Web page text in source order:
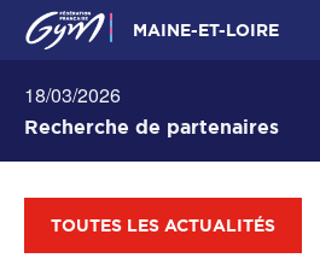
MAINE-ET-LOIRE
01/04/2026
Coupe et Challenge de l'Anjou
18/03/2026
Recherche de partenaires
TOUTES LES ACTUALITÉS